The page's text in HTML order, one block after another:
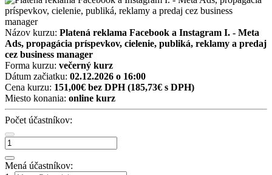
Názov kurzu: Platená reklama Facebook a Instagram I. - Meta
Ads, propagácia príspevkov, cielenie, publiká, reklamy a predaj
cez business manager
Forma kurzu: večerný kurz
Dátum začiatku: 02.12.2026 o 16:00
Cena kurzu: 151,00€ bez DPH(185,73€ s DPH)
Miesto konania: online kurz
Počet účastníkov:
Mená účastníkov: